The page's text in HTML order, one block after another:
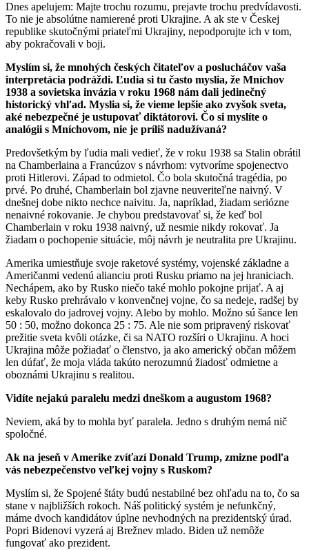
Dnes apelujem: Majte trochu rozumu, prejavte trochu predvídavosti.
To nie je absolútne namierené proti Ukrajine. A ak ste v Českej
republike skutočnými priateľmi Ukrajiny, nepodporujte ich v tom,
aby pokračovali v boji.
Myslím si, že mnohých českých čitateľov a poslucháčov vaša
interpretácia podráždi. Ľudia si tu často myslia, že Mníchov
1938 a sovietska invázia v roku 1968 nám dali jedinečný
historický vhľad. Myslia si, že vieme lepšie ako zvyšok sveta,
aké nebezpečné je ustupovať diktátorovi. Čo si myslíte o
analógii s Mníchovom, nie je príliš nadužívaná?
Predovšetkým by ľudia mali vedieť, že v roku 1938 sa Stalin obrátil
na Chamberlaina a Francúzov s návrhom: vytvoríme spojenectvo
proti Hitlerovi. Západ to odmietol. Čo bola skutočná tragédia, po
prvé. Po druhé, Chamberlain bol zjavne neuveriteľne naivný. V
dnešnej dobe nikto nechce naivitu. Ja, napríklad, žiadam seriózne
nenaivné rokovanie. Je chybou predstavovať si, že keď bol
Chamberlain v roku 1938 naivný, už nesmie nikdy rokovať. Ja
žiadam o pochopenie situácie, môj návrh je neutralita pre Ukrajinu.
Amerika umiestňuje svoje raketové systémy, vojenské základne a
Američanmi vedenú alianciu proti Rusku priamo na jej hraniciach.
Nechápem, ako by Rusko niečo také mohlo pokojne prijať. A aj
keby Rusko prehrávalo v konvenčnej vojne, čo sa nedeje, radšej by
eskalovalo do jadrovej vojny. Alebo by mohlo. Možno sú šance len
50 : 50, možno dokonca 25 : 75. Ale nie som pripravený riskovať
prežitie sveta kvôli otázke, či sa NATO rozšíri o Ukrajinu. A hoci
Ukrajina môže požiadať o členstvo, ja ako americký občan môžem
len dúfať, že moja vláda takúto nerozumnú žiadosť odmietne a
oboznámi Ukrajinu s realitou.
Vidíte nejakú paralelu medzi dneškom a augustom 1968?
Neviem, aká by to mohla byť paralela. Jedno s druhým nemá nič
spoločné.
Ak na jeseň v Amerike zvíťazí Donald Trump, zmizne podľa
vás nebezpečenstvo veľkej vojny s Ruskom?
Myslím si, že Spojené štáty budú nestabilné bez ohľadu na to, čo sa
stane v najbližších rokoch. Náš politický systém je nefunkčný,
máme dvoch kandidátov úplne nevhodných na prezidentský úrad.
Popri Bidenovi vyzerá aj Brežnev mlado. Biden už nemôže
fungovať ako prezident.